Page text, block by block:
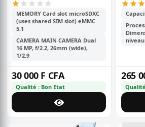
MEMORY Card slot microSDXC
(uses shared SIM slot) eMMC
5.1
CAMERA MAIN CAMERA Dual
16 MP, f/2.2, 26mm (wide),
1/2.9
30 000 F CFA
Qualité : Bon Etat
265